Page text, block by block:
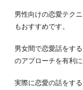
男性向けの恋愛テク
もおすすめです。
男女間で恋愛話をする
のアプローチを有利
実際に恋愛の話をす